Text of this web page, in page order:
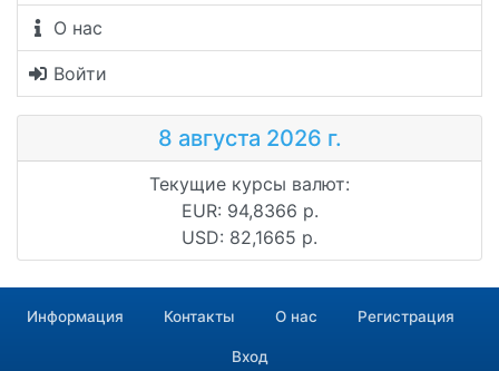
О нас
Войти
8 августа 2026 г.
Текущие курсы валют:
EUR: 94,8366 р.
USD: 82,1665 р.
Информация Контакты О нас Регистрация
Вход